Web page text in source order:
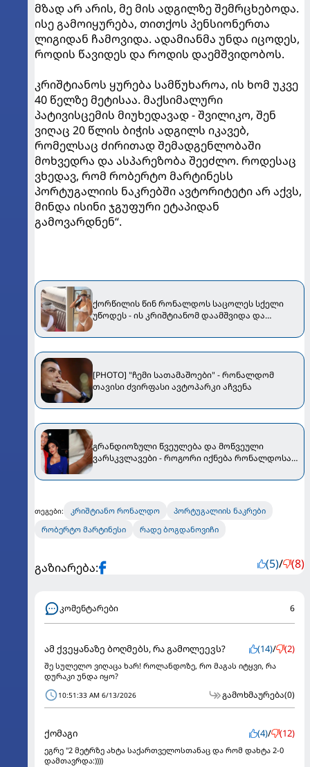
მზად არ არის, მე მის ადგილზე შემრცხებოდა.
ისე გამოიყურება, თითქოს პენსიონერთა
ლიგიდან ჩამოვიდა. ადამიანმა უნდა იცოდეს,
როდის წავიდეს და როდის დაემშვიდობოს.
კრიშტიანოს ყურება სამწუხაროა, ის ხომ უკვე
40 წელზე მეტისაა. მაქსიმალური
პატივისცემის მიუხედავად - შვილიკო, შენ
ვიღაც 20 წლის ბიჭის ადგილს იკავებ,
რომელსაც ძირითად შემადგენლობაში
მოხვედრა და ასპარეზობა შეეძლო. როდესაც
ვხედავ, რომ რობერტო მარტინესს
პორტუგალიის ნაკრებში ავტორიტეტი არ აქვს,
მინდა ისინი ჯგუფური ეტაპიდან
გამოვარდნენ“.
ქორწილის წინ რონალდოს საცოლეს სქელი
უწოდეს - ის კრიშტიანომ დაამშვიდა და
[PHOTO] "ჩემი სათამაშოები" - რონალდომ
თავისი ძვირფასი ავტოპარკი აჩვენა
გრანდიოზული წვეულება და მოწვეული
ვარსკვლავები - როგორი იქნება რონალდოსა
თეგები: კრიშტიანო რონალდო
პორტუგალიის ნაკრები
რობერტო მარტინესი
რადე ბოგდანოვიჩი
გაზიარება: (5)/ (8)
კომენტარები 6
ამ ქვეყანაზე ბოღმებს, რა გამოლეევს? (14)/ (2)
შე სულელო ვიღაცა ხარ! როლანდოზე, რო მაგას იტყვი, რა
დურაკი უნდა იყო?
10:51:33 AM 6/13/2026 გამოხმაურება(0)
ქომაგი (4)/ (12)
ეგრე "2 მეტრზე ახტა საქართველოსთანაც და რომ დახტა 2-0
დამთავრდა:))))